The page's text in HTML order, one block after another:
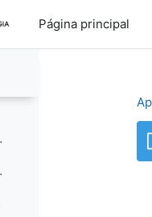
Página principal